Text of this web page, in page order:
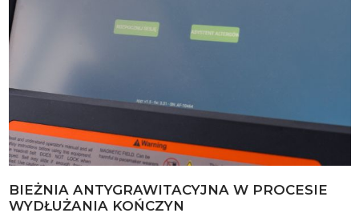
BIEŻNIA ANTYGRAWITACYJNA W PROCESIE
WYDŁUŻANIA KOŃCZYN